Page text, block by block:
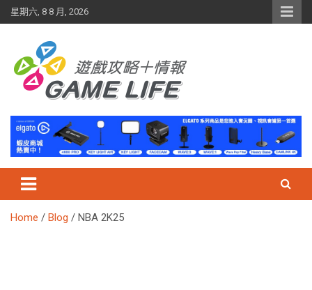
Skip
to
星期六, 8 8 月, 2026
Home Blog NBA 2K25